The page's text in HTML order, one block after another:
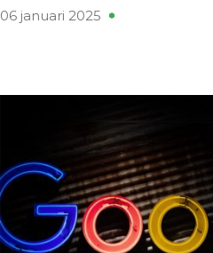
06 januari 2025